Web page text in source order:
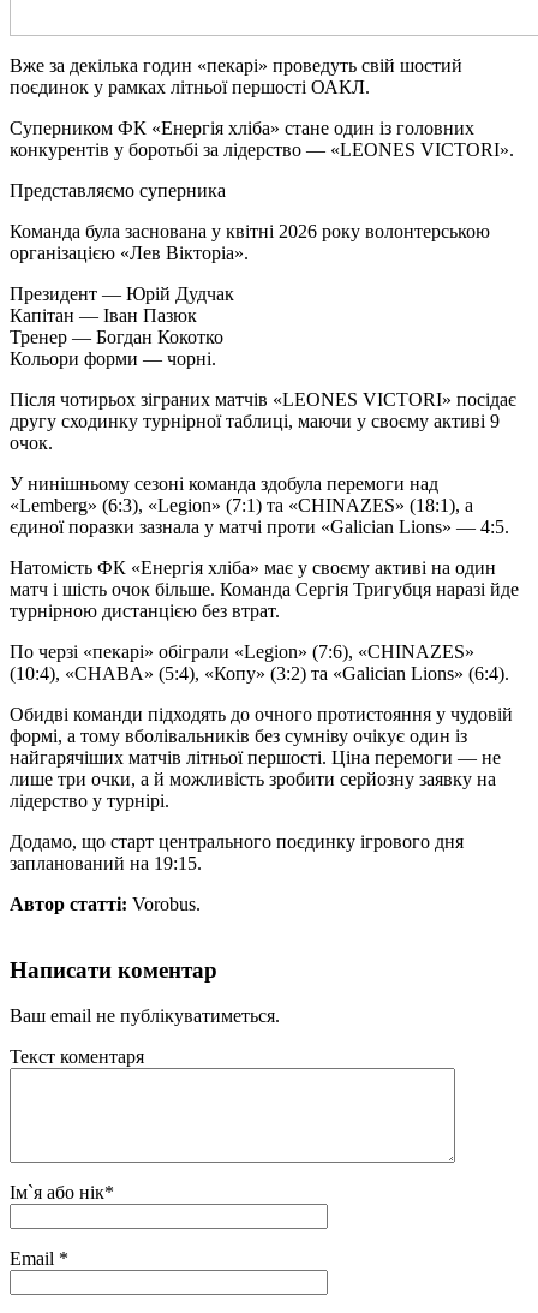
Вже за декілька годин «пекарі» проведуть свій шостий
поєдинок у рамках літньої першості ОАКЛ.
Суперником ФК «Енергія хліба» стане один із головних
конкурентів у боротьбі за лідерство — «LEONES VICTORI».
Представляємо суперника
Команда була заснована у квітні 2026 року волонтерською
організацією «Лев Вікторіа».
Президент — Юрій Дудчак
Капітан — Іван Пазюк
Тренер — Богдан Кокотко
Кольори форми — чорні.
Після чотирьох зіграних матчів «LEONES VICTORI» посідає
другу сходинку турнірної таблиці, маючи у своєму активі 9
очок.
У нинішньому сезоні команда здобула перемоги над
«Lemberg» (6:3), «Legion» (7:1) та «CHINAZES» (18:1), а
єдиної поразки зазнала у матчі проти «Galician Lions» — 4:5.
Натомість ФК «Енергія хліба» має у своєму активі на один
матч і шість очок більше. Команда Сергія Тригубця наразі йде
турнірною дистанцією без втрат.
По черзі «пекарі» обіграли «Legion» (7:6), «CHINAZES»
(10:4), «CHABA» (5:4), «Копу» (3:2) та «Galician Lions» (6:4).
Обидві команди підходять до очного протистояння у чудовій
формі, а тому вболівальників без сумніву очікує один із
найгарячіших матчів літньої першості. Ціна перемоги — не
лише три очки, а й можливість зробити серйозну заявку на
лідерство у турнірі.
Додамо, що старт центрального поєдинку ігрового дня
запланований на 19:15.
Автор статті: Vorobus.
Написати коментар
Ваш email не публікуватиметься.
Текст коментаря
Ім`я або нік*
Email *